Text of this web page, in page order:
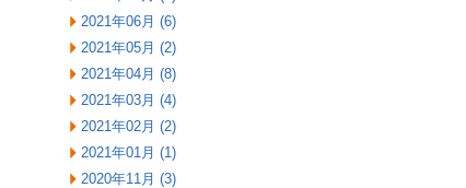
2021年06月 (6)
2021年05月 (2)
2021年04月 (8)
2021年03月 (4)
2021年02月 (2)
2021年01月 (1)
2020年11月 (3)